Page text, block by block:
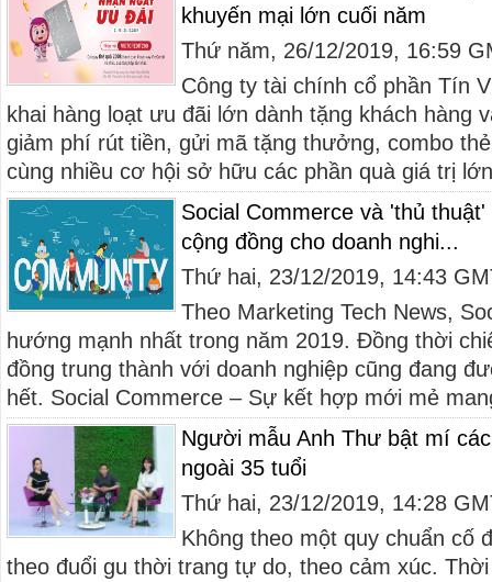
khuyến mại lớn cuối năm
Thứ năm, 26/12/2019, 16:59
Công ty tài chính cổ phần Tín
khai hàng loạt ưu đãi lớn dành tặng khách hàng
giảm phí rút tiền, gửi mã tặng thưởng, combo
cùng nhiều cơ hội sở hữu các phần quà giá trị
Social Commerce và 'thủ
cộng đồng cho doanh nghi...
Thứ hai, 23/12/2019, 14:43
Theo Marketing Tech News,
hướng mạnh nhất trong năm 2019. Đồng thời
đồng trung thành với doanh nghiệp cũng đang
hết. Social Commerce – Sự kết hợp mới mẻ
Người mẫu Anh Thư bật mí
ngoài 35 tuổi
Thứ hai, 23/12/2019, 14:28
Không theo một quy chuẩn cố
theo đuổi gu thời trang tự do, theo cảm xúc.